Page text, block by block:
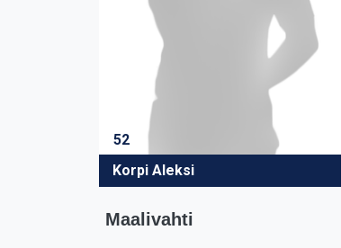
52
Korpi Aleksi
Maalivahti